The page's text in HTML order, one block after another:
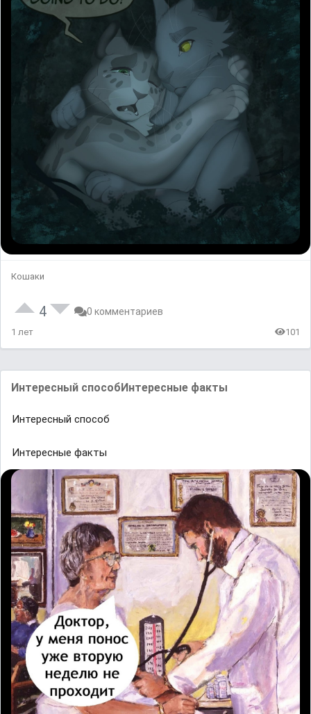
Кошаки
4 0 комментариев
1 лет 101
Интересный способИнтересные факты
Интересный способ
Интересные факты